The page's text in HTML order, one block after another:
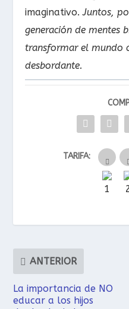
imaginativo. Juntos,
generación de mentes
transformar el mundo
desbordante.
TARIFA:
ANTERIOR
La importancia de NO
educar a los hijos